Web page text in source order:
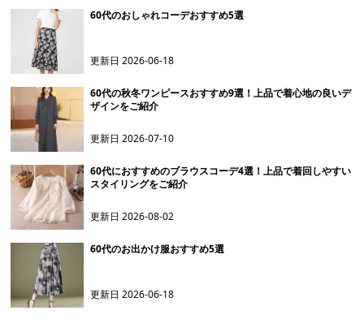
60代のおしゃれコーデおすすめ5選
更新日2026-06-18
60代の秋冬ワンピースおすすめ9選！上品で着心地の良いデ
ザインをご紹介
更新日2026-07-10
60代におすすめのブラウスコーデ4選！上品で着回しやすい
スタイリングをご紹介
更新日2026-08-02
60代のお出かけ服おすすめ5選
更新日2026-06-18